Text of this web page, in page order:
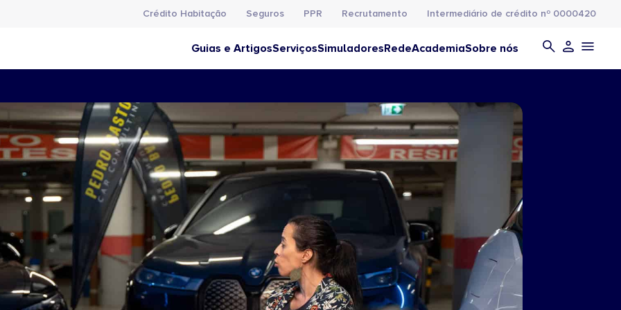
Crédito Habitação Seguros PPR Recrutamento Intermediário de crédito nº 0000420
Guias e ArtigosServiçosSimuladoresRedeAcademiaSobre nós